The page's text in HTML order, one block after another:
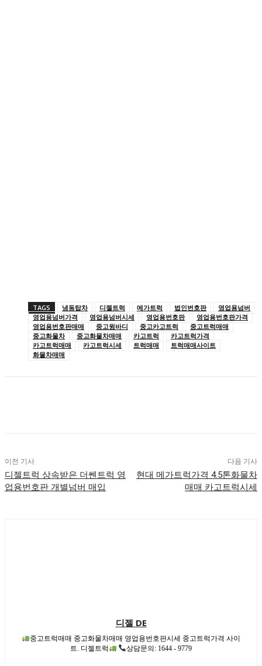
TAGS 냉동탑차 디젤트럭 메가트럭 법인번호판
영업용넘버
영업용넘버가격
영업용넘버시세 영업용번호판
영업용번호판가격
영업용번호판매매
중고윙바디 중고카고트럭
중고트럭매매
중고화물차
중고화물차매매 카고트럭
카고트럭가격
카고트럭매매
카고트럭시세 트럭매매
트럭매매사이트
화물차매매
이전 기사
디젤트럭 상속받은 더쎈트럭 영
업용번호판 개별넘버 매입
다음 기사
현대 메가트럭가격 4.5톤화물차
매매 카고트럭시세
디젤 DE
중고트럭매매 중고화물차매매 영업용번호판시세 중고트럭가격 사이
트. 디젤트럭
상담문의: 1644 - 9779